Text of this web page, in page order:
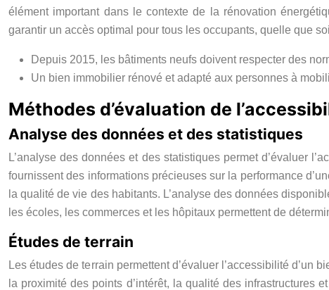
élément important dans le contexte de la rénovation
garantir un accès optimal pour tous les occupants, quelle que
Depuis 2015, les bâtiments neufs doivent respecter des
Un bien immobilier rénové et adapté aux personnes à
Méthodes d’évaluation de
Analyse des données et des statistiques
L’analyse des données et des statistiques permet d’évaluer
fournissent des informations précieuses sur la performance
la qualité de vie des habitants. L’analyse des données
les écoles, les commerces et les hôpitaux permettent de
Études de terrain
Les études de terrain permettent d’évaluer l’accessibilité d’un
la proximité des points d’intérêt, la qualité des infrastructures